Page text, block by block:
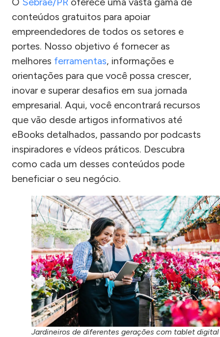
conteúdos gratuitos para apoiar
empreendedores de todos os setores e
portes. Nosso objetivo é fornecer as
melhores ferramentas, informações e
orientações para que você possa crescer,
inovar e superar desafios em sua jornada
empresarial. Aqui, você encontrará recursos
que vão desde artigos informativos até
eBooks detalhados, passando por podcasts
inspiradores e vídeos práticos. Descubra
como cada um desses conteúdos pode
beneficiar o seu negócio.
Jardineiros de diferentes gerações com tablet digital